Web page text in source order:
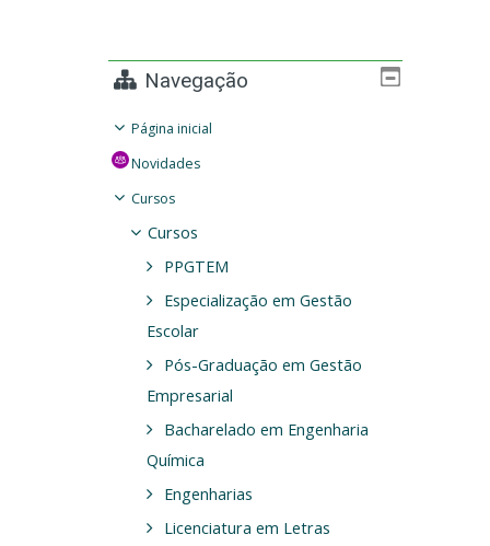
Navegação
Página inicial
Novidades
Cursos
Cursos
PPGTEM
Especialização em Gestão
Escolar
Pós-Graduação em Gestão
Empresarial
Bacharelado em Engenharia
Química
Engenharias
Licenciatura em Letras